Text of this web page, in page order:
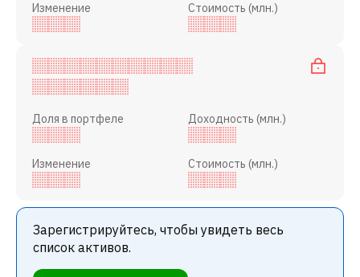
Изменение Стоимость (млн.)
Доля в портфеле Доходность (млн.)
Изменение Стоимость (млн.)
Зарегистрируйтесь, чтобы увидеть весь
список активов.